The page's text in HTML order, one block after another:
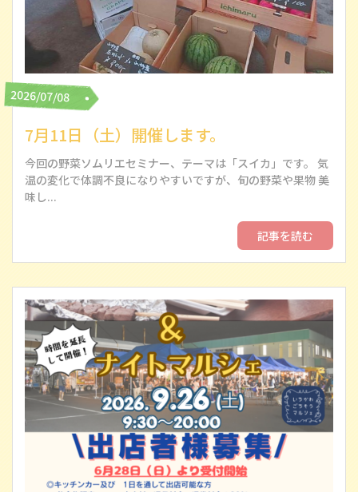
2026/07/08
7月11日（土）開催します。
今回の野菜ソムリエセミナー、テーマは「スイカ」です。 気
温の変化で体調不良になりやすいですが、旬の野菜や果物 美
味し...
記事を読む